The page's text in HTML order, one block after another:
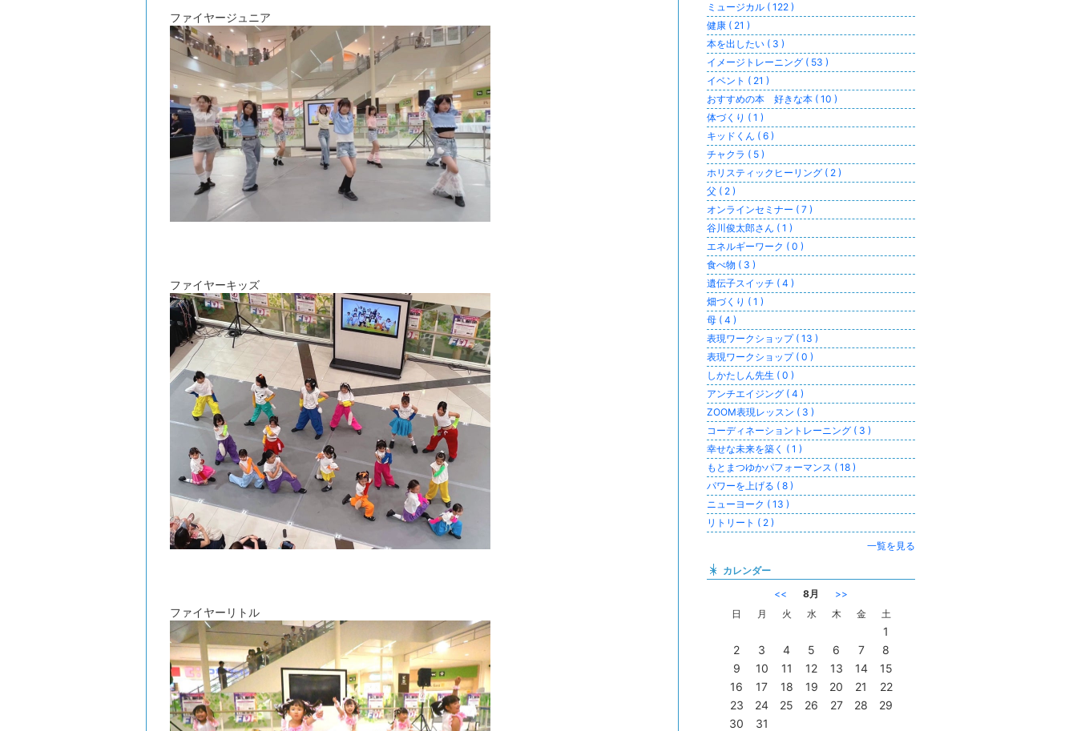
ファイヤージュニア
ファイヤーキッズ
ファイヤーリトル
ミュージカル ( 122 )
健康 ( 21 )
本を出したい ( 3 )
イメージトレーニング ( 53 )
イベント ( 21 )
おすすめの本 好きな本 ( 10 )
体づくり ( 1 )
キッドくん ( 6 )
チャクラ ( 5 )
ホリスティックヒーリング ( 2 )
父 ( 2 )
オンラインセミナー ( 7 )
谷川俊太郎さん ( 1 )
エネルギーワーク ( 0 )
食べ物 ( 3 )
遺伝子スイッチ ( 4 )
畑づくり ( 1 )
母 ( 4 )
表現ワークショップ ( 13 )
表現ワークショップ ( 0 )
しかたしん先生 ( 0 )
アンチエイジング ( 4 )
ZOOM表現レッスン ( 3 )
コーディネーショントレーニング ( 3 )
幸せな未来を築く ( 1 )
もとまつゆかパフォーマンス ( 18 )
パワーを上げる ( 8 )
ニューヨーク ( 13 )
リトリート ( 2 )
一覧を見る
カレンダー
<<
8月
>>
日
月 火 水 木 金 土
1
2
3 4 5 6 7
8
9
10 11 12 13 14
15
16
17 18 19 20 21
22
23
24 25 26 27 28
29
30
31